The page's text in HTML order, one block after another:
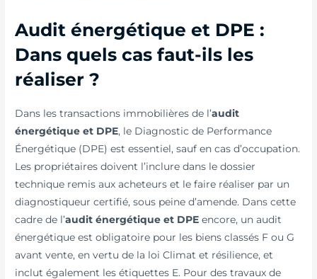
Audit énergétique et DPE :
Dans quels cas faut-ils les
réaliser ?
Dans les transactions immobilières de l’audit
énergétique et DPE, le Diagnostic de Performance
Énergétique (DPE) est essentiel, sauf en cas d’occupation.
Les propriétaires doivent l’inclure dans le dossier
technique remis aux acheteurs et le faire réaliser par un
diagnostiqueur certifié, sous peine d’amende. Dans cette
cadre de l’audit énergétique et DPEencore, un audit
énergétique est obligatoire pour les biens classés F ou G
avant vente, en vertu de la loi Climat et résilience, et
inclut également les étiquettes E. Pour des travaux de